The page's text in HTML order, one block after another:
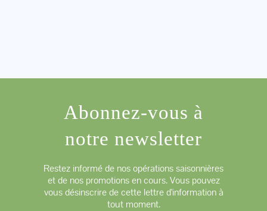
Abonnez-vous à
notre newsletter
Restez informé de nos opérations saisonnières
et de nos promotions en cours. Vous pouvez
vous désinscrire de cette lettre d'information à
tout moment.